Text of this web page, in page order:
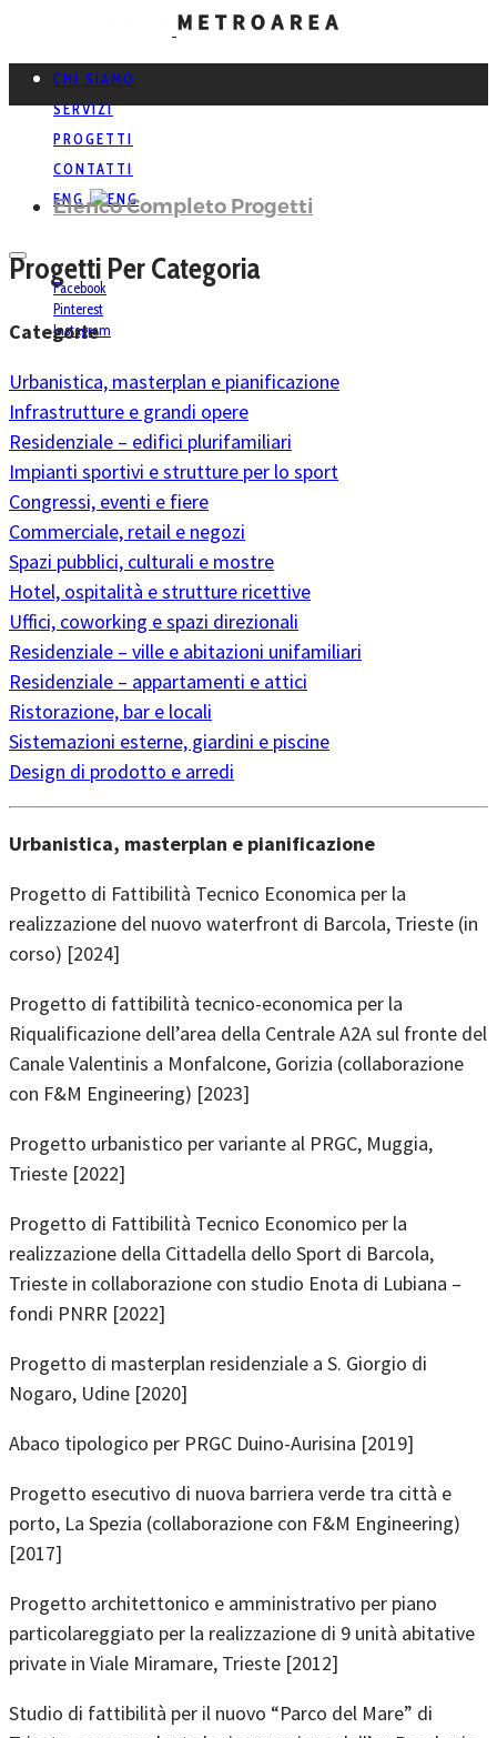
CHI SIAMO
SERVIZI
PROGETTI
CONTATTI
ENG
Facebook
Pinterest
Instagram
This content is © 2026 Metroarea | All rights reserved.
Elenco Completo Progetti
Progetti Per Categoria
Categorie
Urbanistica, masterplan e pianificazione
Infrastrutture e grandi opere
Residenziale – edifici plurifamiliari
Impianti sportivi e strutture per lo sport
Congressi, eventi e fiere
Commerciale, retail e negozi
Spazi pubblici, culturali e mostre
Hotel, ospitalità e strutture ricettive
Uffici, coworking e spazi direzionali
Residenziale – ville e abitazioni unifamiliari
Residenziale – appartamenti e attici
Ristorazione, bar e locali
Sistemazioni esterne, giardini e piscine
Design di prodotto e arredi
Urbanistica, masterplan e pianificazione
Progetto di Fattibilità Tecnico Economica per la
realizzazione del nuovo waterfront di Barcola, Trieste (in
corso) [2024]
Progetto di fattibilità tecnico-economica per la
Riqualificazione dell’area della Centrale A2A sul fronte del
Canale Valentinis a Monfalcone, Gorizia (collaborazione
con F&M Engineering) [2023]
Progetto urbanistico per variante al PRGC, Muggia,
Trieste [2022]
Progetto di Fattibilità Tecnico Economico per la
realizzazione della Cittadella dello Sport di Barcola,
Trieste in collaborazione con studio Enota di Lubiana –
fondi PNRR [2022]
Progetto di masterplan residenziale a S. Giorgio di
Nogaro, Udine [2020]
Abaco tipologico per PRGC Duino-Aurisina [2019]
Progetto esecutivo di nuova barriera verde tra città e
porto, La Spezia (collaborazione con F&M Engineering)
[2017]
Progetto architettonico e amministrativo per piano
particolareggiato per la realizzazione di 9 unità abitative
private in Viale Miramare, Trieste [2012]
Studio di fattibilità per il nuovo “Parco del Mare” di